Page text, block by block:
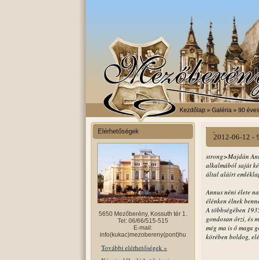
Kezdőlap » Galéria » 90
Elérhetőségek
5650 Mezőberény, Kossuth tér 1.
Tel: 06/66/515-515
E-mail:
info(kukac)mezobereny(pont)hu
További elérhetőségek »
2012-06-12 -
strong>Majdán
alkalmából saját
által aláírt
Annus néni élete
élénken élnek
A többségében
gondosan őrzi, és
még ma is ő maga
körében boldog,